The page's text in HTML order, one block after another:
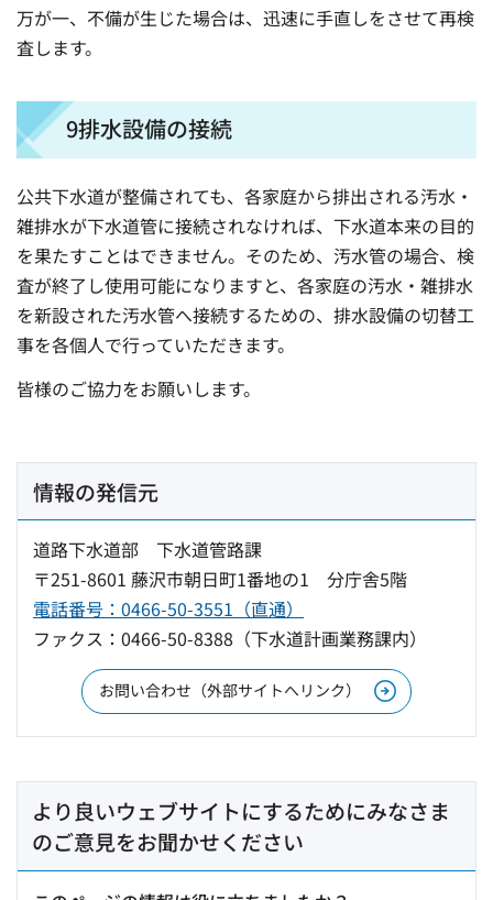
万が一、不備が生じた場合は、迅速に手直しをさせて再検
査します。
9排水設備の接続
公共下水道が整備されても、各家庭から排出される汚水・
雑排水が下水道管に接続されなければ、下水道本来の目的
を果たすことはできません。そのため、汚水管の場合、検
査が終了し使用可能になりますと、各家庭の汚水・雑排水
を新設された汚水管へ接続するための、排水設備の切替工
事を各個人で行っていただきます。
皆様のご協力をお願いします。
情報の発信元
道路下水道部 下水道管路課
〒251-8601 藤沢市朝日町1番地の1 分庁舎5階
電話番号：0466-50-3551（直通）
ファクス：0466-50-8388（下水道計画業務課内）
お問い合わせ（外部サイトへリンク）
より良いウェブサイトにするためにみなさま
のご意見をお聞かせください